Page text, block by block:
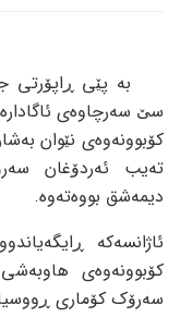
بە پێی ڕاپۆرتی
سێ سەرچاوەی
کۆبوونەوەی نێوان
تەیب ئەردۆغان
دیمەشق بووەتەوە.
ئاژانسەکە
کۆبوونەوەی
سەرۆک کۆماری